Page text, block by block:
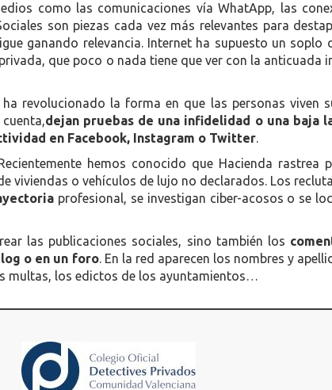
como las comunicaciones vía WhatApp, las
son piezas cada vez más relevantes para
ganando relevancia. Internet ha supuesto un soplo
que poco o nada tiene que ver con la anticuada
revolucionado la forma en que las personas viven
dejan pruebas de una infidelidad o una baja
en Facebook, Instagram o Twitter.
hemos conocido que Hacienda rastrea
viviendas o vehículos de lujo no declarados. Los
profesional, se investigan ciber-acosos o se
las publicaciones sociales, sino también los
o en un foro. En la red aparecen los nombres y
multas, los edictos de los ayuntamientos…